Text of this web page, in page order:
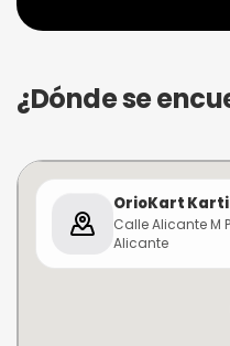
¿Dónde se
OrioKart
Calle Alicante M
Alicante